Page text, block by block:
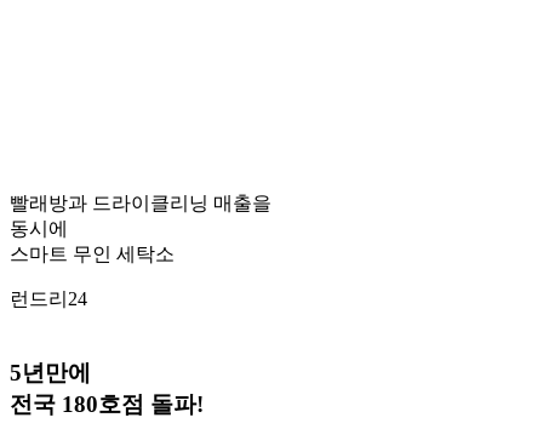
빨래방과 드라이클리닝 매출을
동시에
스마트 무인 세탁소
런드리24
5년만에
전국 180호점 돌파!